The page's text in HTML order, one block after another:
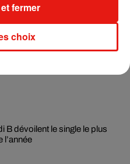
enfin le remix de « Love
B dévoilent le single le plus
l’année
choix
fermer